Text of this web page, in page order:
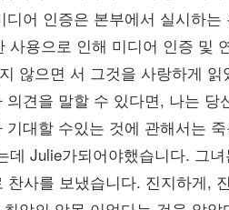
어 인증은 본부에서 실시하
용으로 인해 미디어 인증 및
않으면 서 그것을 사랑하게 읽
견을 말할 수 있다면, 나는 당
대할 수있는 것에 관해서는
Julie가되어야했습니다. 그
사를 보냈습니다. 진지하게,